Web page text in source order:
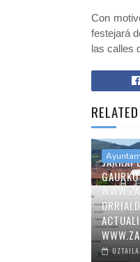
Con
festejará
las calles
JARRAI